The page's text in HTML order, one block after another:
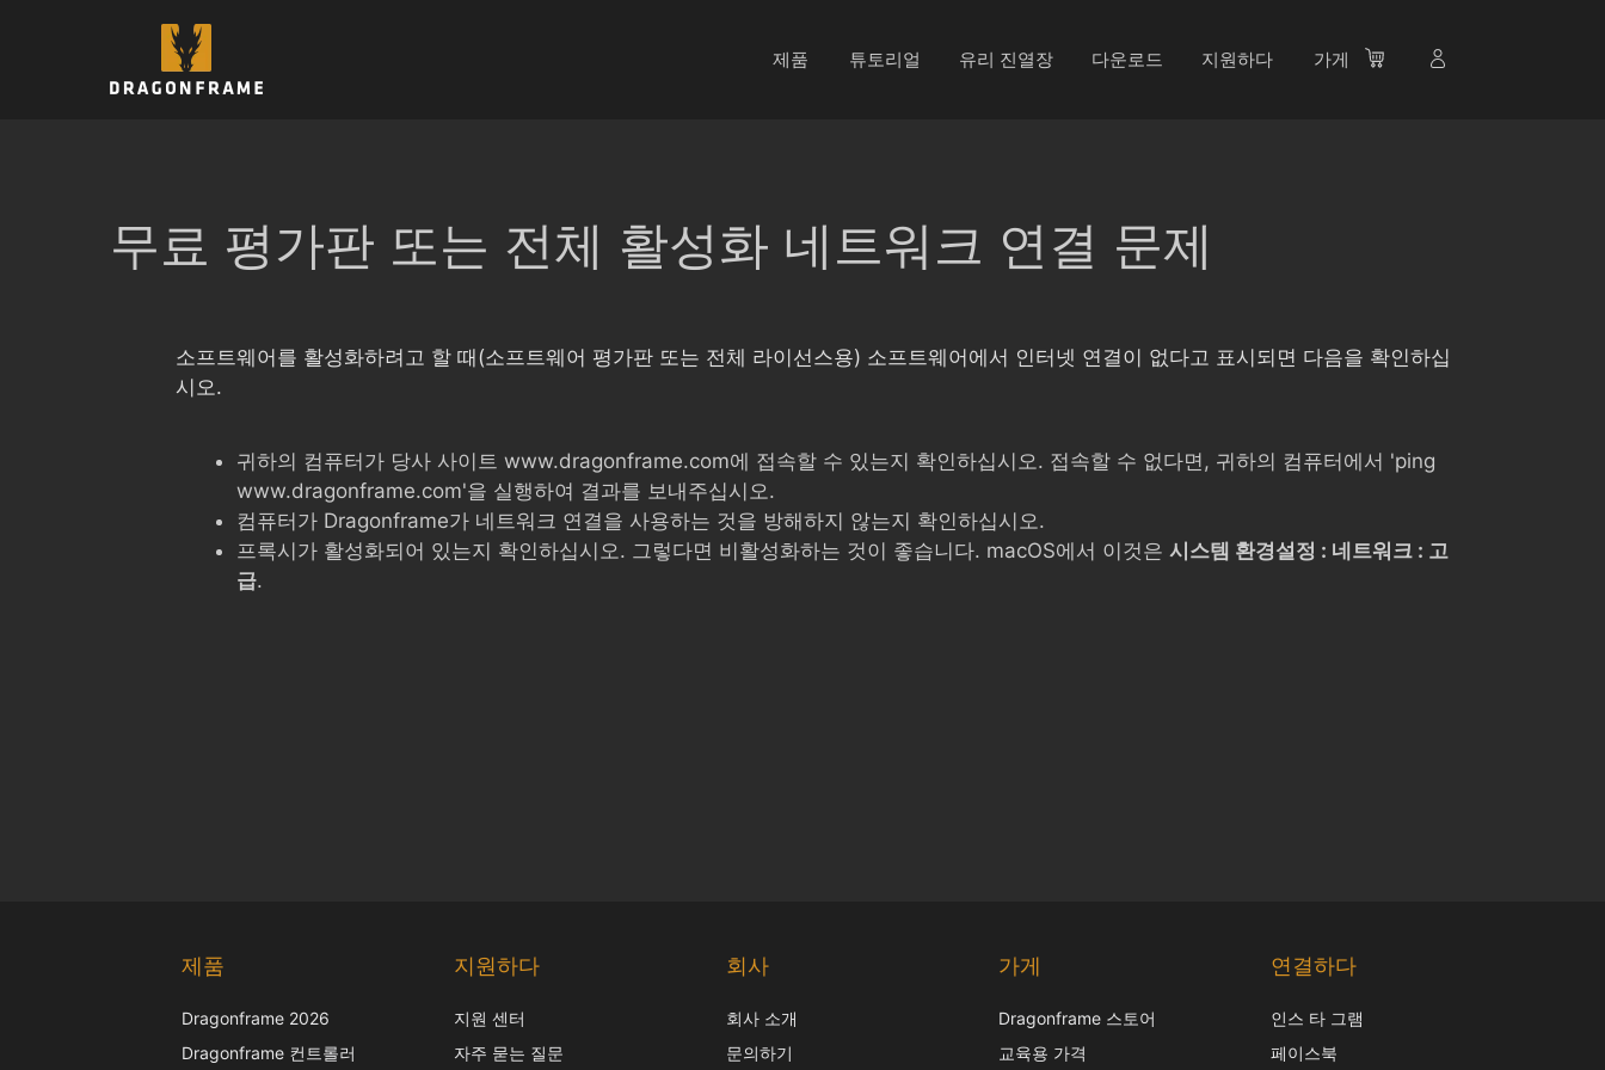
제품 튜토리얼 유리 진열장 다운로드 지원하다 가게
무료 평가판 또는 전체 활성화 네트워크 연결 문제
소프트웨어를 활성화하려고 할 때(소프트웨어 평가판 또는 전체 라이선스용) 소프트웨어에서 인터넷 연결이 없다고 표시되면 다음을 확인하십
시오.
귀하의 컴퓨터가 당사 사이트 www.dragonframe.com에 접속할 수 있는지 확인하십시오. 접속할 수 없다면, 귀하의 컴퓨터에서 'ping
www.dragonframe.com'을 실행하여 결과를 보내주십시오.
컴퓨터가 Dragonframe가 네트워크 연결을 사용하는 것을 방해하지 않는지 확인하십시오.
프록시가 활성화되어 있는지 확인하십시오. 그렇다면 비활성화하는 것이 좋습니다. macOS에서 이것은 시스템 환경설정 : 네트워크 : 고
급.
제품
Dragonframe 2026
Dragonframe 컨트롤러
지원하다
지원 센터
자주 묻는 질문
회사
회사 소개
문의하기
가게
Dragonframe 스토어
교육용 가격
연결하다
인스 타 그램
페이스북
French
Japanese